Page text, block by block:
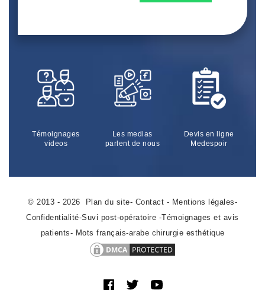
Témoignages
videos
Les medias
parlent de nous
Devis en ligne
Medespoir
© 2013 - 2026 Plan du site- Contact - Mentions légales-
Confidentialité-Suvi post-opératoire -Témoignages et avis
patients- Mots français-arabe chirurgie esthétique